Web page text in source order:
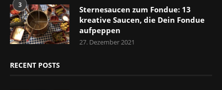
3
Sternesaucen zum Fondue: 13
kreative Saucen, die Dein Fondue
aufpeppen
27. Dezember 2021
RECENT POSTS